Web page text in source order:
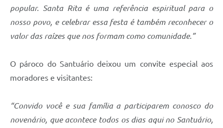
popular. Santa Rita é uma referência espiritual para o
nosso povo, e celebrar essa festa é também reconhecer o
valor das raízes que nos formam como comunidade.”
O pároco do Santuário deixou um convite especial aos
moradores e visitantes:
“Convido você e sua família a participarem conosco do
novenário, que acontece todos os dias aqui no Santuário,